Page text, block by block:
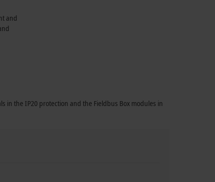
and
in the IP20 protection and the Fieldbus Box modules in